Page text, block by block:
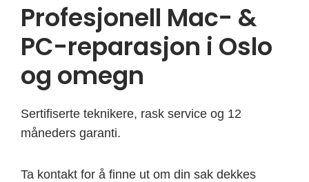
Profesjonell Mac- &
PC-reparasjon i Oslo
og omegn
Sertifiserte teknikere, rask service og 12
måneders garanti.
Ta kontakt for å finne ut om din sak dekkes